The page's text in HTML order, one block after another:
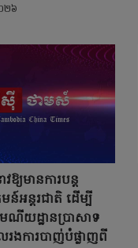
២៦
វឱ្យមានការបន្ត
អន្តរជាតិ ដើម្បី
មណីយដ្ឋានប្រាសាទ
រងការបាញ់បំផ្លាញពី